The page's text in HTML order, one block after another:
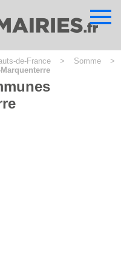
de-France > Somme >